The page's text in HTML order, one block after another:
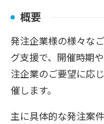
概要
発注企業様の様々な
グ支援で、開催時期
注企業のご要望に応
催します。
主に具体的な発注案